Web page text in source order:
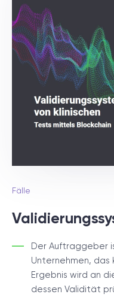
Fälle
Der Auftraggeber
Unternehmen, das
Ergebnis wird an
dessen Validität